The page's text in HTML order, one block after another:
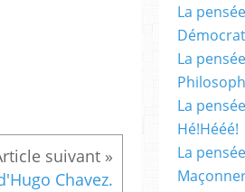
Chavez.
La
La
La
Hé!Hééé!
La